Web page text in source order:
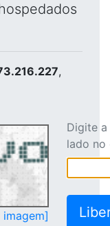
,
Digite
lado no